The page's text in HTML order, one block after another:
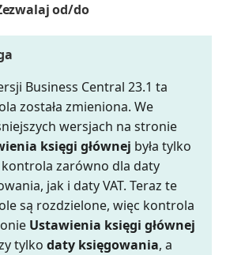
finansowe
(raport)
(raport)
(raport)
(raport)
(raport)
od/do
Business Central 23.1 ta
została zmieniona. We
wersjach na stronie
księgi głównej była tylko
zarówno dla daty
jak i daty VAT. Teraz te
są rozdzielone, więc kontrola
Ustawienia księgi głównej
tylko daty księgowania, a